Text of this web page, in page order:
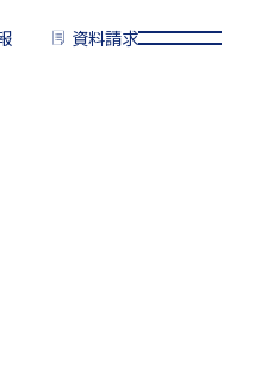
資料請求